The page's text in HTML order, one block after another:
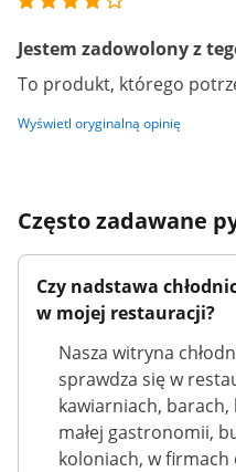
Jestem zadowolony z
To produkt, którego
Wyświetl oryginalną opinię
Często zadawane
Czy nadstawa
w mojej restauracji?
Nasza witryna
sprawdza się w
kawiarniach, barach,
małej gastronomii,
koloniach, w